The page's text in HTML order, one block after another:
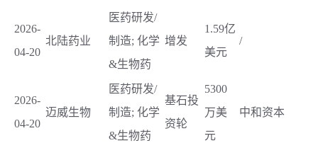
2026-
04-20
北陆药业
医药研发/
制造; 化学
&生物药
增发
1.59亿
美元
/
2026-
04-20
迈威生物
医药研发/
制造; 化学
&生物药
基石投
资轮
5300
万美
元
中和资本